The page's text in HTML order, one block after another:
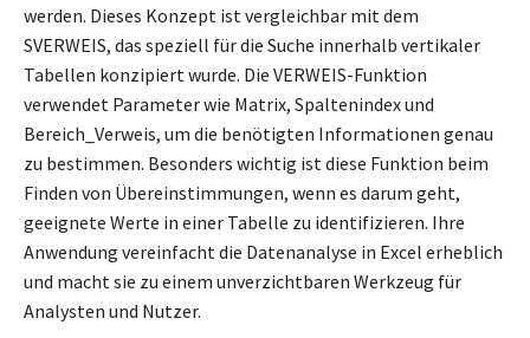
werden. Dieses Konzept ist vergleichbar mit dem
SVERWEIS, das speziell für die Suche innerhalb vertikaler
Tabellen konzipiert wurde. Die VERWEIS-Funktion
verwendet Parameter wie Matrix, Spaltenindex und
Bereich_Verweis, um die benötigten Informationen genau
zu bestimmen. Besonders wichtig ist diese Funktion beim
Finden von Übereinstimmungen, wenn es darum geht,
geeignete Werte in einer Tabelle zu identifizieren. Ihre
Anwendung vereinfacht die Datenanalyse in Excel erheblich
und macht sie zu einem unverzichtbaren Werkzeug für
Analysten und Nutzer.